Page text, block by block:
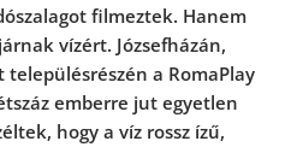
filmeztek. Hanem
vízért. Józsefházán,
településrészén a RomaPlay
emberre jut egyetlen
hogy a víz rossz ízű,